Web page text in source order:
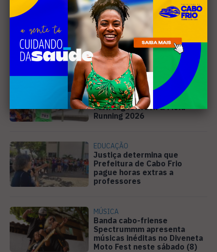
Leia Também
ESPORTE
Inscrições estão abertas
para a 2ª etapa do Circuito
Park Lagos Track & Field
Running 2026
EDUCAÇÃO
Justiça determina que
Prefeitura de Cabo Frio
pague horas extras a
professores
MÚSICA
Banda cabo-friense
Spectrummm apresenta
músicas inéditas no Diveneta
Moto Fest neste sábado (8)